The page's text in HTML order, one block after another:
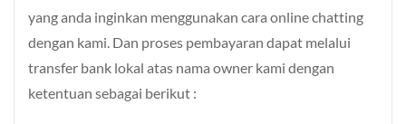
yang anda inginkan menggunakan cara online chatting
dengan kami. Dan proses pembayaran dapat melalui
transfer bank lokal atas nama owner kami dengan
ketentuan sebagai berikut :